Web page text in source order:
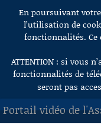
Aller au contenu
En poursuivant
l’utilisation de
fonctionnalités.
ATTENTION : si vous
fonctionnalités de
seront pas
Portail vidéo de